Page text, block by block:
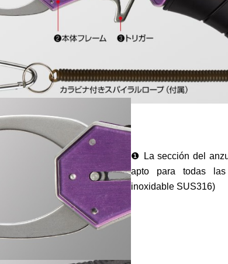
❶ La sección del
apto para todas
inoxidable SUS316)